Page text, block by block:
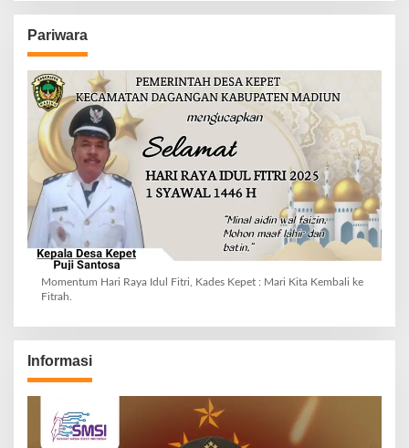
Pariwara
Momentum Hari Raya Idul Fitri, Kades Kepet : Mari Kita Kembali ke
Fitrah.
Informasi